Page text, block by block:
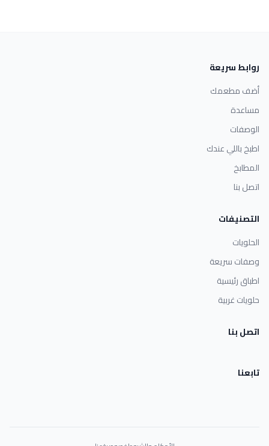
روابط سريعة
أضف مطعمك
مساعدة
الوصفات
اطبخ باللي عندك
المطابخ
اتصل بنا
التصنيفات
الحلويات
وصفات سريعة
اطباق رئيسية
حلويات غربية
اتصل بنا
تابعنا